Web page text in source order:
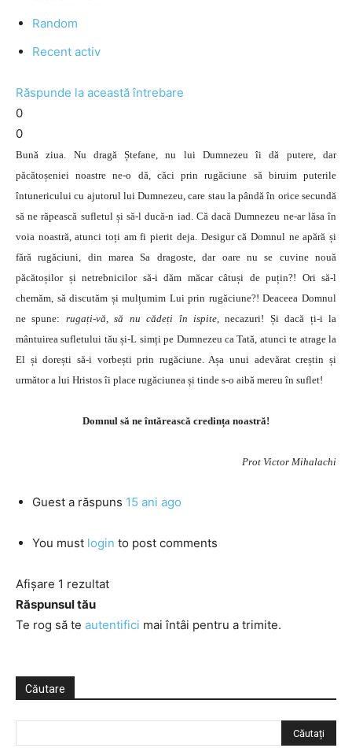
Random
Recent activ
Răspunde la această întrebare
0
0
Bună ziua. Nu dragă Ștefane, nu lui Dumnezeu îi dă putere, dar
păcătoșeniei noastre ne-o dă, căci prin rugăciune să biruim puterile
întunericului cu ajutorul lui Dumnezeu, care stau la pândă în orice secundă
să ne răpească sufletul și să-l ducă-n iad. Că dacă Dumnezeu ne-ar lăsa în
voia noastră, atunci toți am fi pierit deja. Desigur că Domnul ne apără și
fără rugăciuni, din marea Sa dragoste, dar oare nu se cuvine nouă
păcătoșilor și netrebnicilor să-i dăm măcar câtuși de puțin?! Ori să-l
chemăm, să discutăm și mulțumim Lui prin rugăciune?! Deaceea Domnul
ne spune: rugați-vă, să nu cădeți în ispite, necazuri! Și dacă ți-i la
mântuirea sufletului tău și-L simți pe Dumnezeu ca Tată, atunci te atrage la
El și dorești să-i vorbești prin rugăciune. Așa unui adevărat creștin și
următor a lui Hristos îi place rugăciunea și tinde s-o aibă mereu în suflet!
Domnul să ne întărească credința noastră!
Prot Victor Mihalachi
Guest a răspuns 15 ani ago
You must login to post comments
Afișare 1 rezultat
Răspunsul tău
Te rog să te autentifici mai întâi pentru a trimite.
Căutare